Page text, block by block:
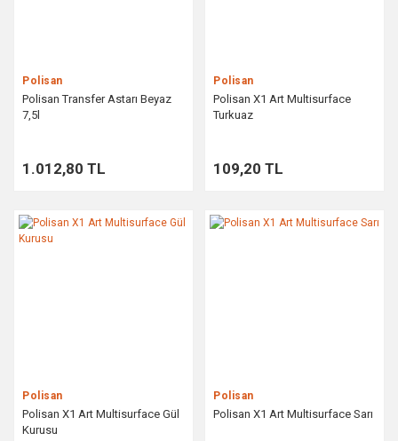
Polisan
Polisan Transfer Astarı Beyaz
7,5l
1.012,80 TL
Polisan
Polisan X1 Art Multisurface
Turkuaz
109,20 TL
Polisan
Polisan X1 Art Multisurface Gül
Kurusu
Polisan
Polisan X1 Art Multisurface Sarı